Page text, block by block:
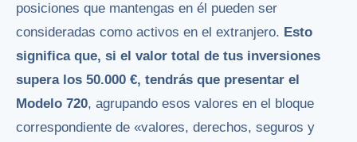
posiciones que mantengas en él pueden ser
consideradas como activos en el extranjero. Esto
significa que, si el valor total de tus inversiones
supera los 50.000 €, tendrás que presentar el
Modelo 720, agrupando esos valores en el bloque
correspondiente de «valores, derechos, seguros y